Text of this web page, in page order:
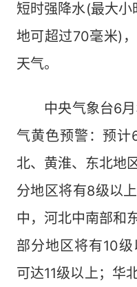
短时强降水(最大
地可超过70毫米)
天气。
中央气象台6月
气黄色预警：预
北、黄淮、东北地
分地区将有8级以
中，河北中南部和
部分地区将有10
可达11级以上；华